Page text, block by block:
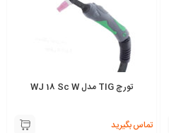
تورچ TIG مدل WJ 18 Sc W
تماس بگیرید